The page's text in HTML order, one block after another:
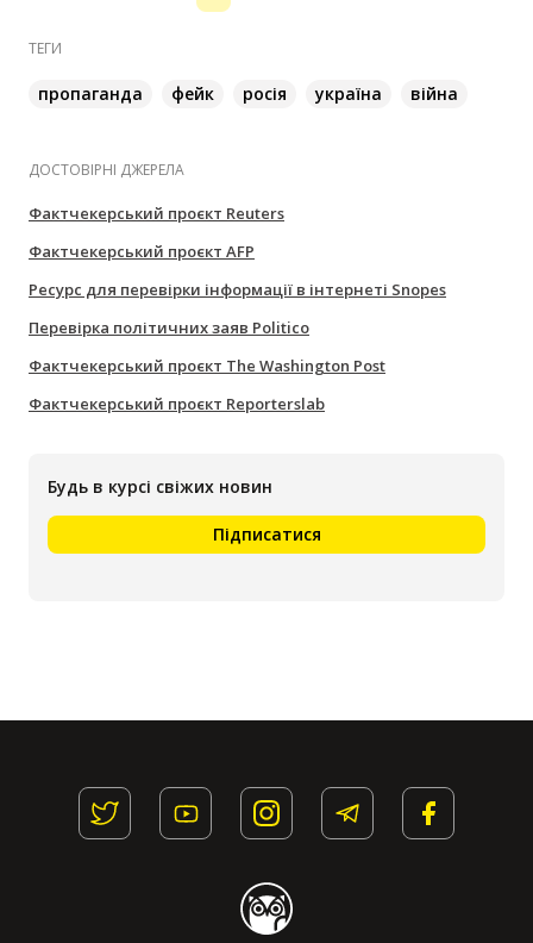
ТЕГИ
пропаганда фейк росія україна війна
ДОСТОВІРНІ ДЖЕРЕЛА
Фактчекерський проєкт Reuters
Фактчекерський проєкт AFP
Ресурс для перевірки інформації в інтернеті Snopes
Перевірка політичних заяв Politico
Фактчекерський проєкт The Washington Post
Фактчекерський проєкт Reporterslab
Будь в курсі свіжих новин
Підписатися